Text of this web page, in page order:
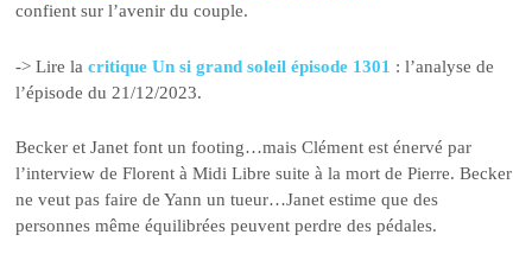
confient sur l’avenir du couple.
-> Lire lacritique Un si grand soleil épisode 1301 : l’analyse de
l’épisode du 21/12/2023.
Becker et Janet font un footing…mais Clément est énervé par
l’interview de Florent à Midi Libre suite à la mort de Pierre. Becker
ne veut pas faire de Yann un tueur…Janet estime que des
personnes même équilibrées peuvent perdre des pédales.